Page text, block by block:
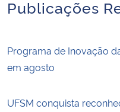
Publicações
Programa de Inovação
em agosto
UFSM conquista